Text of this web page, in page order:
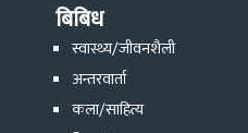
बिबिध
स्वास्थ्य/जीवनशैली
अन्तरवार्ता
कला/साहित्य